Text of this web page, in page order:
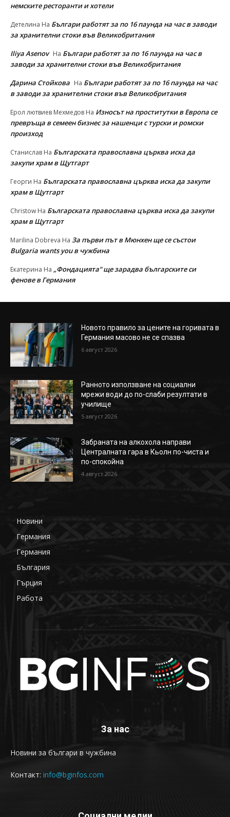
немските ресторанти и хотели
Детелина На Българи работят за по 16 паунда на час в заводи
за хранителни стоки във Великобритания
Iliya Asenov На Българи работят за по 16 паунда на час в
заводи за хранителни стоки във Великобритания
Дарина Стойкова На Българи работят за по 16 паунда на час
в заводи за хранителни стоки във Великобритания
Ерол лютвиев Мехмедов На Износът на проститутки в Европа се
превръща в семеен бизнес за нашенци с турски и ромски
произход
Станислав На Българската православна църква иска да
закупи храм в Щутгарт
Георги На Българската православна църква иска да закупи
храм в Щутгарт
Christow На Българската православна църква иска да закупи
храм в Щутгарт
Marilina Dobreva На За първи път в Мюнхен ще се състои
Bulgaria wants you в чужбина
Екатерина На „Фондацията“ ще зарадва българските си
фенове в Германия
Новото правило за цените на горивата в
Германия масово не се спазва
6 август 2026
Ранното използване на социални
мрежи води до по-слаби резултати в
училище
5 август 2026
Забраната на алкохола направи
Централната гара в Кьолн по-чиста и
по-спокойна
4 август 2026
Новини
Германия
Германия
България
Гърция
Работа
За нас
Новини за българи в чужбина
Контакт: info@bginfos.com